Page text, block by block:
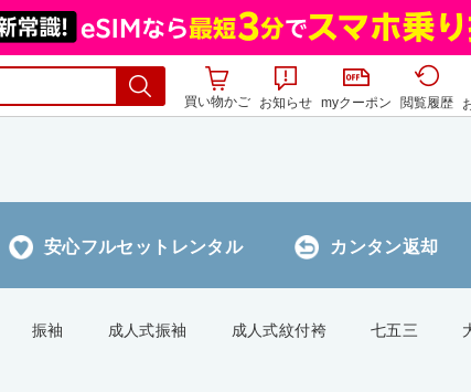
買い物かご
お知らせ myクーポン 閲覧履歴